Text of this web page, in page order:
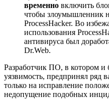
временно включить
чтобы злоумышленник
ProcessHacker. Во
использования
антивируса был
Dr.Web.
Разработчик ПО, в котором и
уязвимость, предпринял ряд
только на исправление
недопущение подобных